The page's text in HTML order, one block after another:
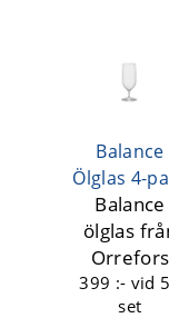
Balance
Ölglas 4-
Balance
ölglas
Orrefors
399 :- vid
set